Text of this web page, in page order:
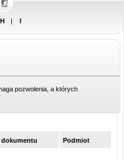
H | I
pozwolenia, a których
dokumentu
Podmiot